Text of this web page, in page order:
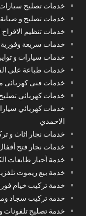
خدمات تصليح
خدمات تصليح و
خدمات تنظيم الافراح
خدمات سريعة
خدمات سيارات و
خدمات طباعة على
خدمات فني كهربائي
خدمات كهربائي
خدمات كهربائي
الاحمدي
خدمات نجار اثاث و
خدمات نجار فتح
خدمة أحبار طابعات
خدمة بيع ريموت
خدمة تركيب خيام
خدمة تركيب سجاد
خدمة تصليح تلفونات